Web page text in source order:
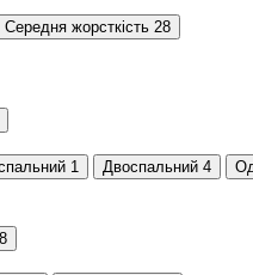
Середня жорсткість 28
1 Двоспальний 4